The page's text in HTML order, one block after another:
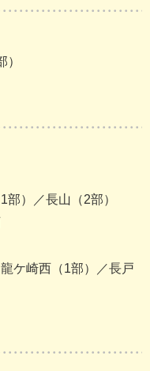
）／長山（2部）
ケ崎西（1部）／長戸